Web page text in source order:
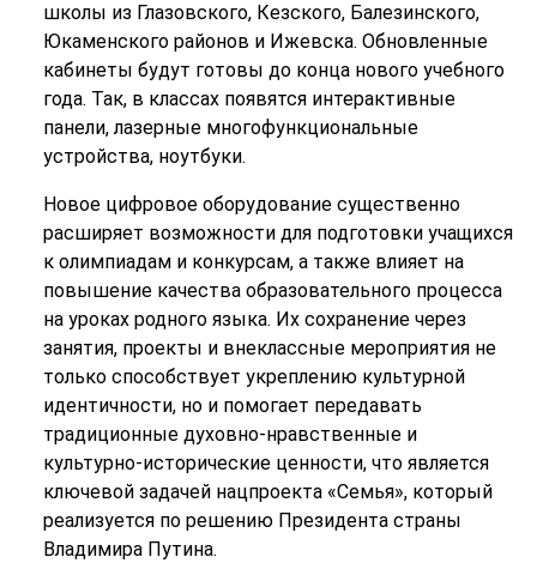
школы из Глазовского, Кезского, Балезинского,
Юкаменского районов и Ижевска. Обновленные
кабинеты будут готовы до конца нового учебного
года. Так, в классах появятся интерактивные
панели, лазерные многофункциональные
устройства, ноутбуки.
Новое цифровое оборудование существенно
расширяет возможности для подготовки учащихся
к олимпиадам и конкурсам, а также влияет на
повышение качества образовательного процесса
на уроках родного языка. Их сохранение через
занятия, проекты и внеклассные мероприятия не
только способствует укреплению культурной
идентичности, но и помогает передавать
традиционные духовно-нравственные и
культурно-исторические ценности, что является
ключевой задачей нацпроекта «Семья», который
реализуется по решению Президента страны
Владимира Путина.